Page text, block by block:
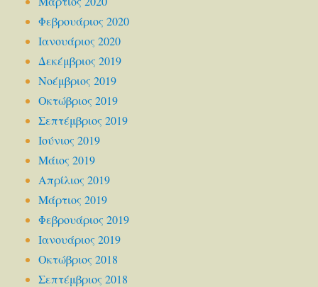
Φεβρουάριος 2020
Ιανουάριος 2020
Δεκέμβριος 2019
Νοέμβριος 2019
Οκτώβριος 2019
Σεπτέμβριος 2019
Ιούνιος 2019
Μάιος 2019
Απρίλιος 2019
Μάρτιος 2019
Φεβρουάριος 2019
Ιανουάριος 2019
Οκτώβριος 2018
Σεπτέμβριος 2018